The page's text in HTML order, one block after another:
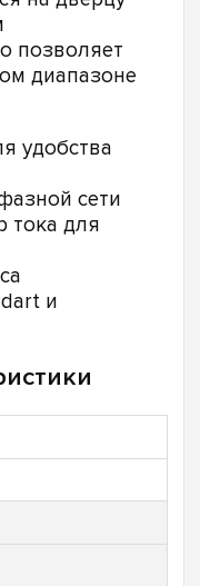
позволяет
диапазоне
удобства
сети
тока для
и